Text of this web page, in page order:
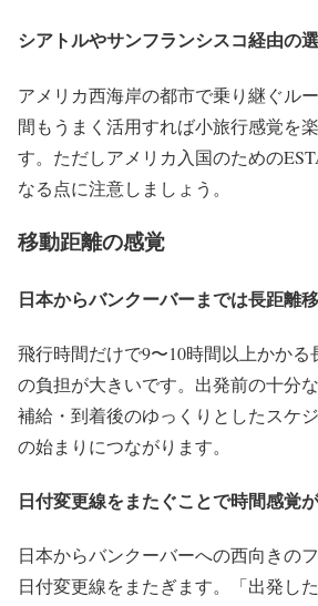
シアトルやサンフランシスコ経由の
アメリカ西海岸の都市で乗り継ぐル
間もうまく活用すれば小旅行感覚を
す。ただしアメリカ入国のための
なる点に注意しましょう。
移動距離の感覚
日本からバンクーバーまでは長距離
飛行時間だけで9〜10時間以上かか
の負担が大きいです。出発前の十分
補給・到着後のゆっくりとしたスケ
の始まりにつながります。
日付変更線をまたぐことで時間感覚
日本からバンクーバーへの西向きの
日付変更線をまたぎます。「出発し